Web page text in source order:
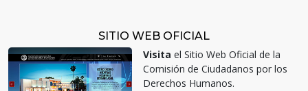
SITIO WEB OFICIAL
Visita el Sitio Web Oficial de la
Comisión de Ciudadanos por los
Derechos Humanos.